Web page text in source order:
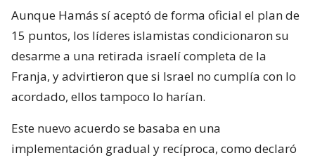
Aunque Hamás sí aceptó de forma oficial el plan de
15 puntos, los líderes islamistas condicionaron su
desarme a una retirada israelí completa de la
Franja, y advirtieron que si Israel no cumplía con lo
acordado, ellos tampoco lo harían.
Este nuevo acuerdo se basaba en una
implementación gradual y recíproca, como declaró